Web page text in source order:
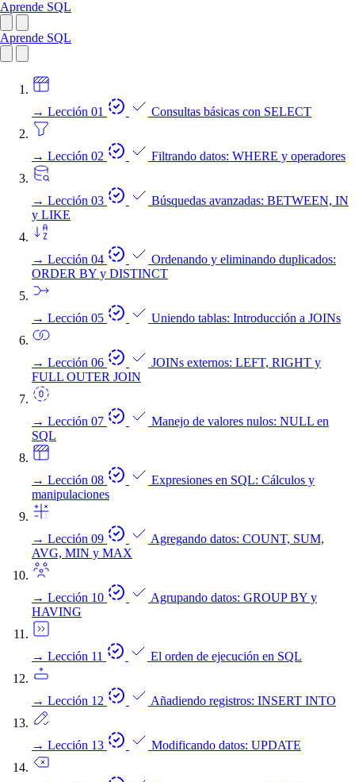
Aprende SQL
Aprende SQL
→ Lección 01 Consultas básicas con SELECT
→ Lección 02 Filtrando datos: WHERE y operadores
→ Lección 03
Búsquedas avanzadas: BETWEEN, IN
y LIKE
→ Lección 04
Ordenando y eliminando duplicados:
ORDER BY y DISTINCT
→ Lección 05 Uniendo tablas: Introducción a JOINs
→ Lección 06
JOINs externos: LEFT, RIGHT y
FULL OUTER JOIN
→ Lección 07
Manejo de valores nulos: NULL en
SQL
→ Lección 08
Expresiones en SQL: Cálculos y
manipulaciones
→ Lección 09
Agregando datos: COUNT, SUM,
AVG, MIN y MAX
→ Lección 10
Agrupando datos: GROUP BY y
HAVING
→ Lección 11 El orden de ejecución en SQL
→ Lección 12 Añadiendo registros: INSERT INTO
→ Lección 13 Modificando datos: UPDATE